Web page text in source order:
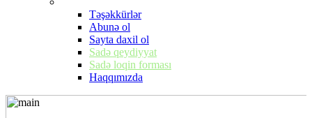
Təşəkkürlər
Abunə ol
Sayta daxil ol
Sadə qeydiyyat
Sadə loqin forması
Haqqımızda